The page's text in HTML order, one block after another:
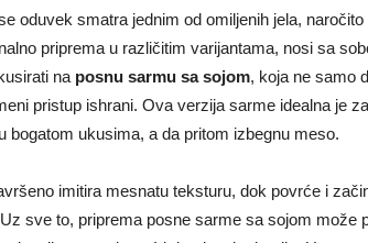
oduvek smatra jednim od omiljenih jela,
priprema u različitim varijantama, nosi sa
na posnu sarmu sa sojom, koja ne samo
pristup ishrani. Ova verzija sarme idealna je
bogatom ukusima, a da pritom izbegnu meso.
imitira mesnatu teksturu, dok povrće i
sve to, priprema posne sarme sa sojom može